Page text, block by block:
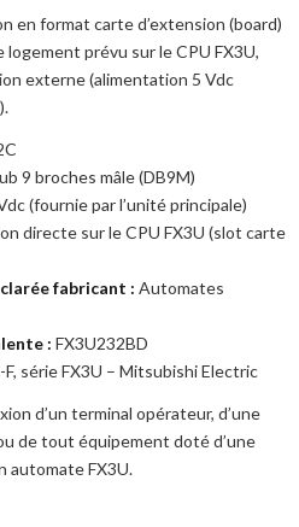
en format carte d’extension (board)
logement prévu sur le CPU FX3U,
externe (alimentation 5 Vdc
9 broches mâle (DB9M)
(fournie par l’unité principale)
directe sur le CPU FX3U (slot carte
fabricant : Automates
: FX3U232BD
F, série FX3U – Mitsubishi Electric
d’un terminal opérateur, d’une
de tout équipement doté d’une
automate FX3U.